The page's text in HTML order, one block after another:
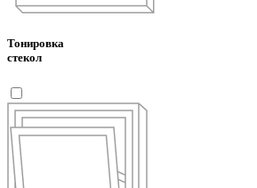
Тонировка
стекол